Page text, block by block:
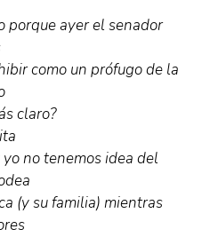
porque ayer el senador
como un prófugo de la
claro?
no tenemos idea del
(y su familia) mientras